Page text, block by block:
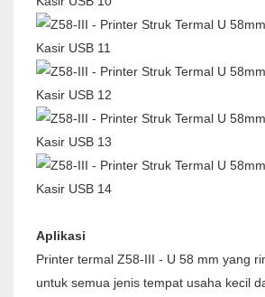
Aplikasi
Printer termal Z58-III - U 58 mm yang
untuk semua jenis tempat usaha kecil